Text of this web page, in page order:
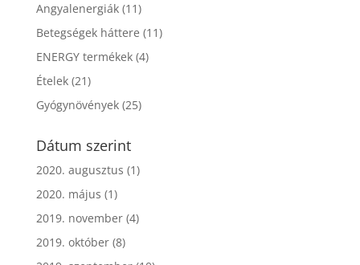
Angyalenergiák(11)
Betegségek háttere (11)
ENERGY termékek(4)
Ételek(21)
Gyógynövények(25)
Dátum szerint
2020. augusztus (1)
2020. május (1)
2019. november(4)
2019. október(8)